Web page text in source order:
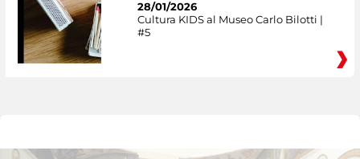
28/01/2026
Cultura KIDS al Museo Carlo Bilotti |
#5